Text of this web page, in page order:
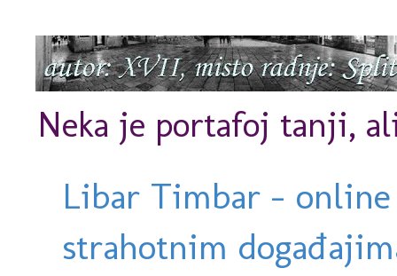
Neka je portafoj tanji,
Libar Timbar -
strahotnim